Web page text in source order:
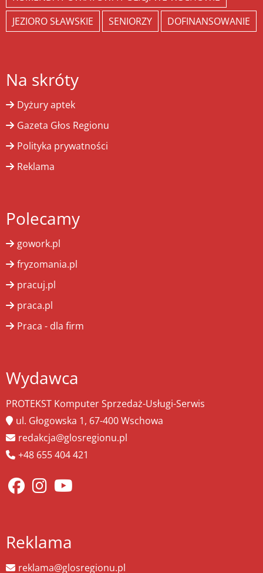
JEZIORO SŁAWSKIE
SENIORZY DOFINANSOWANIE
Na skróty
Dyżury aptek
Gazeta Głos Regionu
Polityka prywatności
Reklama
Polecamy
gowork.pl
fryzomania.pl
pracuj.pl
praca.pl
Praca - dla firm
Wydawca
PROTEKST Komputer Sprzedaż-Usługi-Serwis
ul. Głogowska 1, 67-400 Wschowa
redakcja@glosregionu.pl
+48 655 404 421
Reklama
reklama@glosregionu.pl